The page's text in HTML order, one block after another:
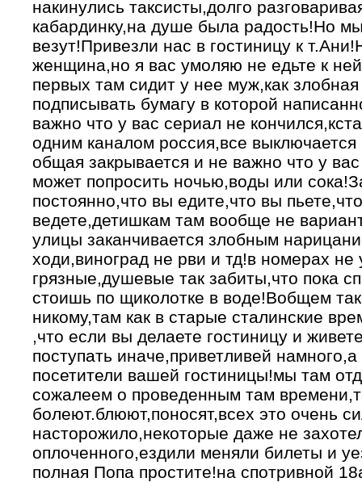
накинулись таксисты,долго
кабардинку,на душе была радость!Но
везут!Привезли нас в гостиницу к
женщина,но я вас умоляю не едьте к
первых там сидит у нее муж,как
подписывать бумагу в которой
важно что у вас сериал не
одним каналом россия,все выключается
общая закрывается и не важно что у
может попросить ночью,воды или
постоянно,что вы едите,что вы
ведете,детишкам там вообще не
улицы заканчивается злобным
ходи,виноград не рви и тд!в номерах не
грязные,душевые так забиты,что пока
стоишь по щиколотке в воде!Вобщем
никому,там как в старые сталинские
,что если вы делаете гостиницу и
поступать иначе,приветливей
посетители вашей гостиницы!мы там
сожалеем о проведенным там
болеют.блюют,поносят,всех это очень
насторожило,некоторые даже не
оплоченного,ездили меняли билеты и
полная Попа простите!на спотривной